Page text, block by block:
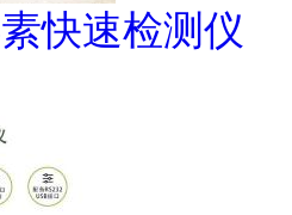
快速检测仪